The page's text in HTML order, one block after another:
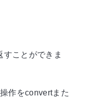
ことができま
作をconvertまた